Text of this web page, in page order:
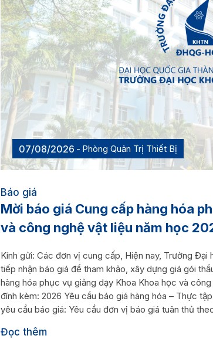
07/08/2026 Phòng Quản Trị Thiết Bị
Báo giá
Mời báo giá Cung cấp hàng hóa
và công nghệ vật liệu năm học
Kính gửi: Các đơn vị cung cấp, Hiện nay, Trường
tiếp nhận báo giá để tham khảo, xây dựng giá gói
hàng hóa phục vụ giảng dạy Khoa Khoa học và
đính kèm: 2026 Yêu cầu báo giá hàng hóa – Thực
yêu cầu báo giá: Yêu cầu đơn vị báo giá tuân thủ
Đọc thêm